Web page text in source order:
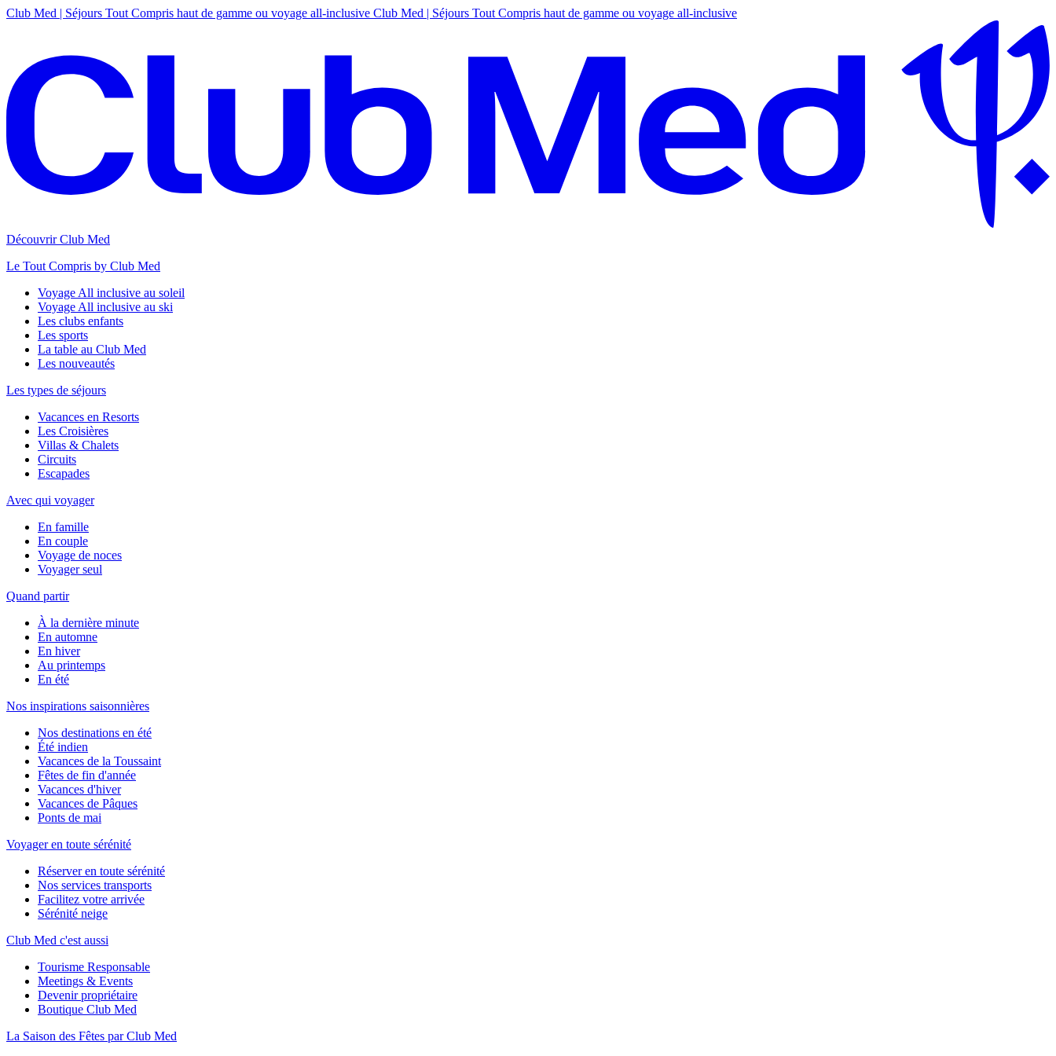
Club Med | Séjours Tout Compris haut de gamme ou voyage all-inclusive Club Med | Séjours Tout Compris haut de gamme ou voyage all-inclusive
Découvrir Club Med
Le Tout Compris by Club Med
Voyage All inclusive au soleil
Voyage All inclusive au ski
Les clubs enfants
Les sports
La table au Club Med
Les nouveautés
Les types de séjours
Vacances en Resorts
Les Croisières
Villas & Chalets
Circuits
Escapades
Avec qui voyager
En famille
En couple
Voyage de noces
Voyager seul
Quand partir
À la dernière minute
En automne
En hiver
Au printemps
En été
Nos inspirations saisonnières
Nos destinations en été
Été indien
Vacances de la Toussaint
Fêtes de fin d'année
Vacances d'hiver
Vacances de Pâques
Ponts de mai
Voyager en toute sérénité
Réserver en toute sérénité
Nos services transports
Facilitez votre arrivée
Sérénité neige
Club Med c'est aussi
Tourisme Responsable
Meetings & Events
Devenir propriétaire
Boutique Club Med
La Saison des Fêtes par Club Med